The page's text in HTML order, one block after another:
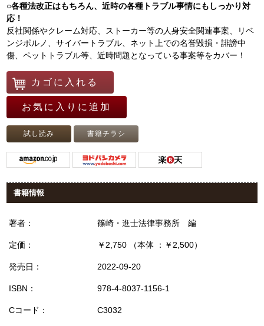
○各種法改正はもちろん、近時の各種トラブル事情にもしっかり対
応！
反社関係やクレーム対応、ストーカー等の人身安全関連事案、リベ
ンジポルノ、サイバートラブル、ネット上での名誉毀損・誹謗中
傷、ペットトラブル等、近時問題となっている事案等をカバー！
カゴに入れる
お気に入りに追加
試し読み 書籍チラシ
書籍情報
著者： 篠崎・進士法律事務所 編
定価： ￥2,750 （本体 ：￥2,500）
発売日： 2022-09-20
ISBN： 978-4-8037-1156-1
Cコード： C3032